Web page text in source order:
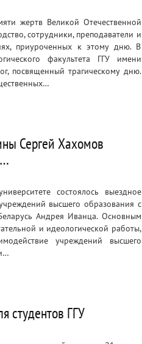
жертв Великой Отечественной
сотрудники, преподаватели и
приуроченных к этому дню. В
факультета ГГУ имени
посвященный трагическому дню.
Сергей Хахомов
состоялось выездное
высшего образования с
Андрея Иванца. Основным
и идеологической работы,
учреждений высшего
студентов ГГУ